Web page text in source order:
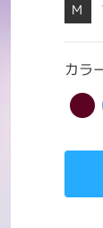
M
カラ